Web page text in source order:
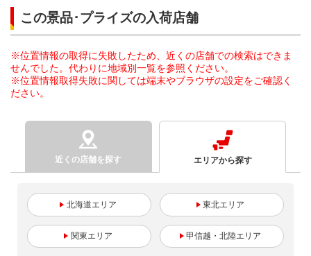
この景品･プライズの入荷店舗
※位置情報の取得に失敗したため、近くの店舗での検索はできま
せんでした。代わりに地域別一覧を参照ください。
※位置情報取得失敗に関しては端末やブラウザの設定をご確認く
ださい。
近くの店舗を探す エリアから探す
北海道 東北
関東 甲信越・北陸